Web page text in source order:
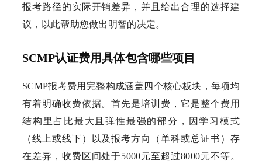
报考路径的实际开销差异，并且给出合理的选择建
议，以此帮助您做出明智的决定。
SCMP认证费用具体包含哪些项目
SCMP报考费用完整构成涵盖四个核心板块，每项均
有着明确收费依据。首先是培训费，它是整个费用
结构里占比最大且弹性最强的部分，因学习模式
（线上或线下）以及报考方向（单科或总证书）存
在差异，收费区间处于5000元至超过8000元不等。